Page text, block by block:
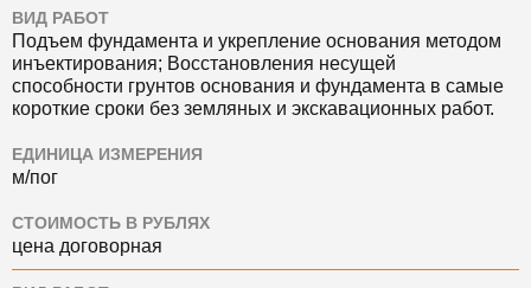
ВИД РАБОТ
Подъем фундамента и укрепление основания методом
инъектирования; Восстановления несущей
способности грунтов основания и фундамента в самые
короткие сроки без земляных и экскавационных работ.
ЕДИНИЦА ИЗМЕРЕНИЯ
м/пог
СТОИМОСТЬ В РУБЛЯХ
цена договорная